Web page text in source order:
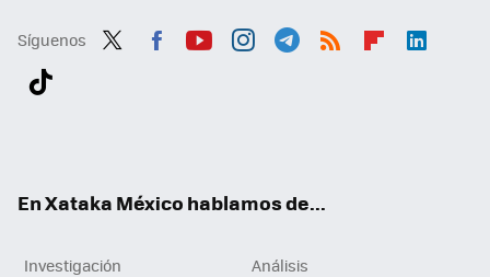
Síguenos
En Xataka México hablamos de...
Investigación
Análisis